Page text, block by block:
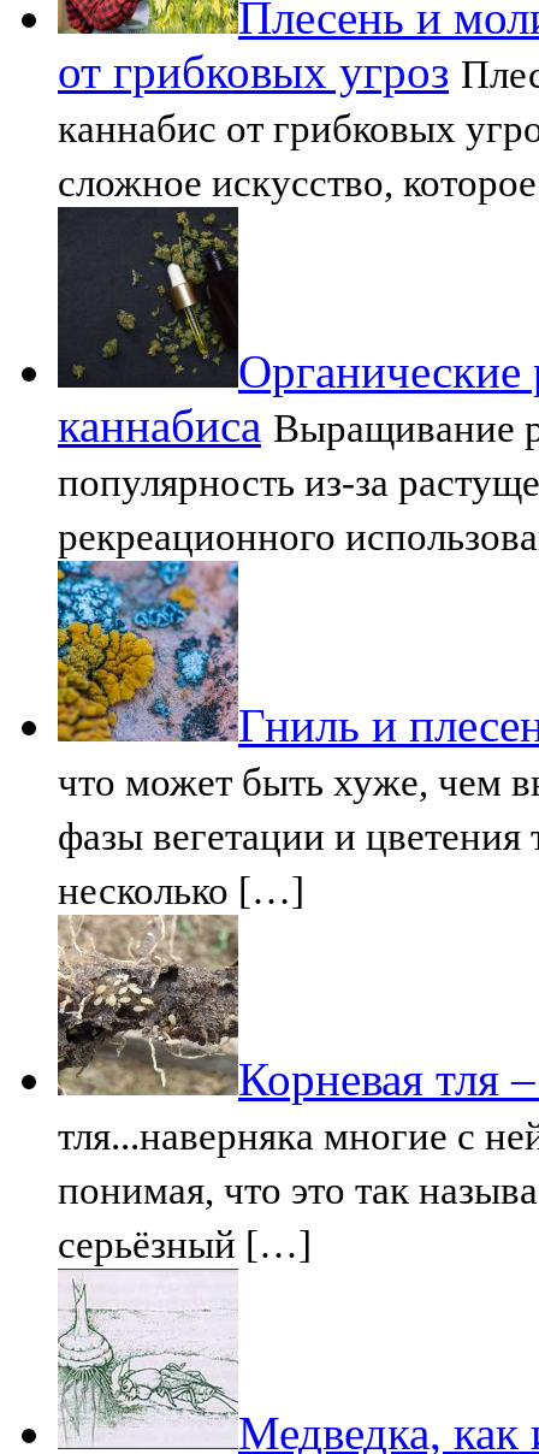
Плесень и
от грибковых угроз
каннабис от грибковых
сложное искусство,
Органические
каннабиса Выращивание
популярность из-за
рекреационного
Гниль и
что может быть хуже, чем
фазы вегетации и цветения
несколько […]
Корневая тля
тля...наверняка многие с
понимая, что это так
серьёзный […]
Медведка, как